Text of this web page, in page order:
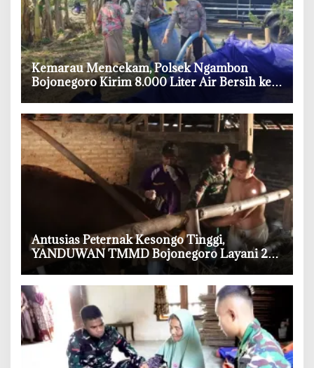
‎Kemarau Mencekam, Polsek Ngambon
Bojonegoro Kirim 8.000 Liter Air Bersih ke
Warga Bondol
‎Antusias Peternak Kesongo Tinggi,
YANDUWAN TMMD Bojonegoro Layani 278
Ternak